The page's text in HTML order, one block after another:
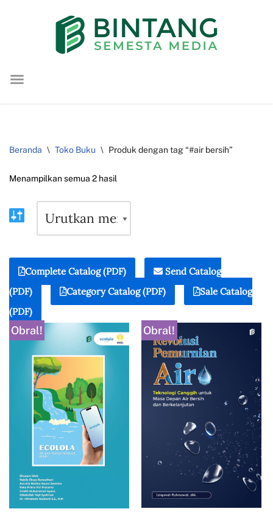
konten
Beranda \ Toko Buku \ Produk dengan tag “#air bersih”
Menampilkan semua 2 hasil
Complete Catalog (PDF)
Send Catalog
(PDF)
Category Catalog (PDF)
Sale Catalog
(PDF)
Obral! Obral!